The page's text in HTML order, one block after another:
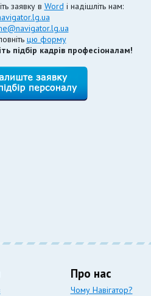
заявку в Word і надішліть нам:
цю форму
підбір кадрів професіоналам!
Про нас
Чому Навігатор?